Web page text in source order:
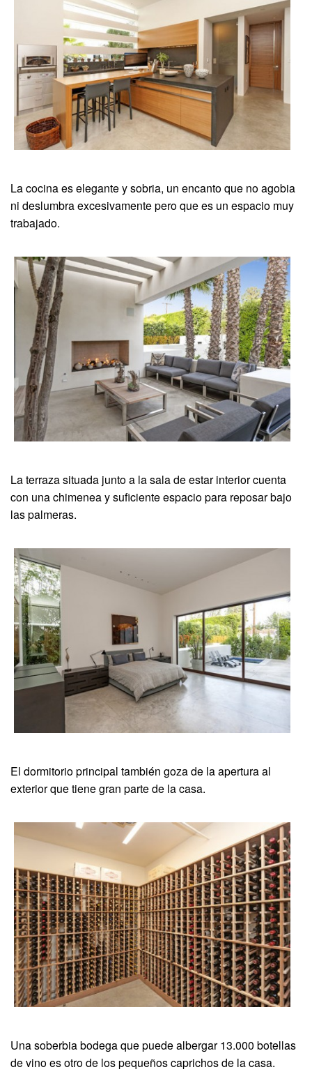
La cocina es elegante y sobria, un encanto que no agobia
ni deslumbra excesivamente pero que es un espacio muy
trabajado.
La terraza situada junto a la sala de estar interior cuenta
con una chimenea y suficiente espacio para reposar bajo
las palmeras.
El dormitorio principal también goza de la apertura al
exterior que tiene gran parte de la casa.
Una soberbia bodega que puede albergar 13.000 botellas
de vino es otro de los pequeños caprichos de la casa.